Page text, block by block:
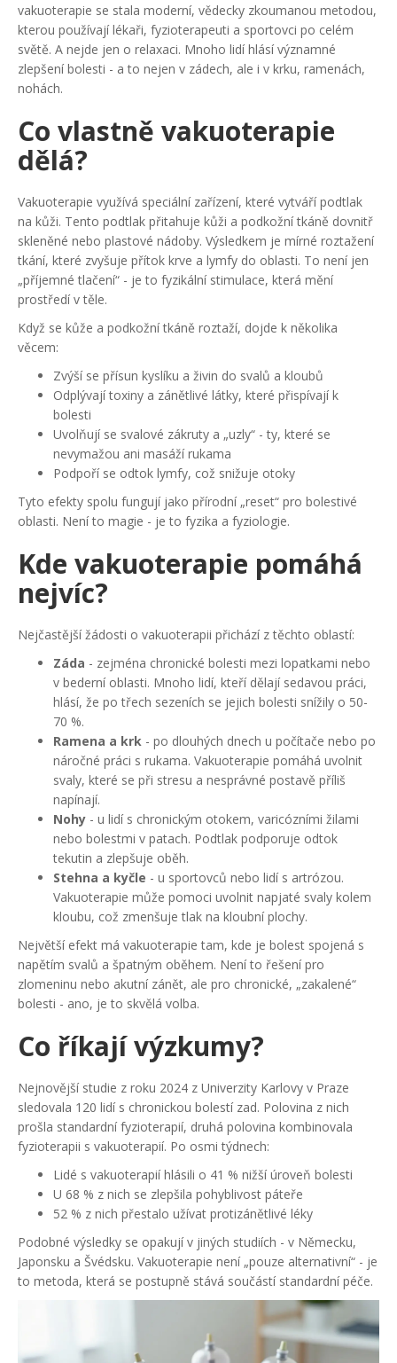
vakuoterapie se stala moderní, vědecky zkoumanou metodou,
kterou používají lékaři, fyzioterapeuti a sportovci po celém
světě. A nejde jen o relaxaci. Mnoho lidí hlásí významné
zlepšení bolesti - a to nejen v zádech, ale i v krku, ramenách,
nohách.
Co vlastně vakuoterapie
dělá?
Vakuoterapie využívá speciální zařízení, které vytváří podtlak
na kůži. Tento podtlak přitahuje kůži a podkožní tkáně dovnitř
skleněné nebo plastové nádoby. Výsledkem je mírné roztažení
tkání, které zvyšuje přítok krve a lymfy do oblasti. To není jen
„příjemné tlačení“ - je to fyzikální stimulace, která mění
prostředí v těle.
Když se kůže a podkožní tkáně roztaží, dojde k několika
věcem:
Zvýší se přísun kyslíku a živin do svalů a kloubů
Odplývají toxiny a zánětlivé látky, které přispívají k
bolesti
Uvolňují se svalové zákruty a „uzly“ - ty, které se
nevymažou ani masáží rukama
Podpoří se odtok lymfy, což snižuje otoky
Tyto efekty spolu fungují jako přírodní „reset“ pro bolestivé
oblasti. Není to magie - je to fyzika a fyziologie.
Kde vakuoterapie pomáhá
nejvíc?
Nejčastější žádosti o vakuoterapii přichází z těchto oblastí:
Záda - zejména chronické bolesti mezi lopatkami nebo
v bederní oblasti. Mnoho lidí, kteří dělají sedavou práci,
hlásí, že po třech sezeních se jejich bolesti snížily o 50-
70 %.
Ramena a krk - po dlouhých dnech u počítače nebo po
náročné práci s rukama. Vakuoterapie pomáhá uvolnit
svaly, které se při stresu a nesprávné postavě příliš
napínají.
Nohy - u lidí s chronickým otokem, varicózními žilami
nebo bolestmi v patach. Podtlak podporuje odtok
tekutin a zlepšuje oběh.
Stehna a kyčle - u sportovců nebo lidí s artrózou.
Vakuoterapie může pomoci uvolnit napjaté svaly kolem
kloubu, což zmenšuje tlak na kloubní plochy.
Největší efekt má vakuoterapie tam, kde je bolest spojená s
napětím svalů a špatným oběhem. Není to řešení pro
zlomeninu nebo akutní zánět, ale pro chronické, „zakalené“
bolesti - ano, je to skvělá volba.
Co říkají výzkumy?
Nejnovější studie z roku 2024 z Univerzity Karlovy v Praze
sledovala 120 lidí s chronickou bolestí zad. Polovina z nich
prošla standardní fyzioterapií, druhá polovina kombinovala
fyzioterapii s vakuoterapií. Po osmi týdnech:
Lidé s vakuoterapií hlásili o 41 % nižší úroveň bolesti
U 68 % z nich se zlepšila pohyblivost páteře
52 % z nich přestalo užívat protizánětlivé léky
Podobné výsledky se opakují v jiných studiích - v Německu,
Japonsku a Švédsku. Vakuoterapie není „pouze alternativní“ - je
to metoda, která se postupně stává součástí standardní péče.